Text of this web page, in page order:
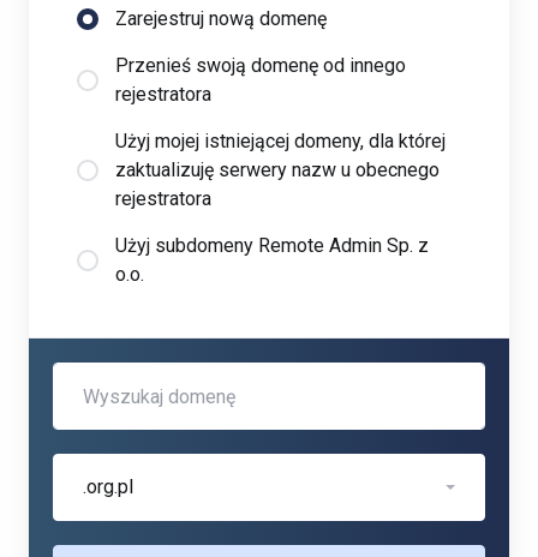
Zarejestruj nową domenę
Przenieś swoją domenę od innego
rejestratora
Użyj mojej istniejącej domeny, dla której
zaktualizuję serwery nazw u obecnego
rejestratora
Użyj subdomeny Remote Admin Sp. z
o.o.
.org.pl